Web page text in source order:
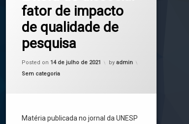
fator de impacto
de qualidade de
pesquisa
Posted on 14 de julho de 2021
Updated on
by admin
Categories:
Sem categoria
Matéria publicada no jornal da UNESP